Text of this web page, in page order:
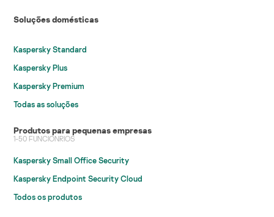
Soluções domésticas
Kaspersky Standard
Kaspersky Plus
Kaspersky Premium
Todas as soluções
Produtos para pequenas empresas
1-50 FUNCIONRIOS
Kaspersky Small Office Security
Kaspersky Endpoint Security Cloud
Todos os produtos